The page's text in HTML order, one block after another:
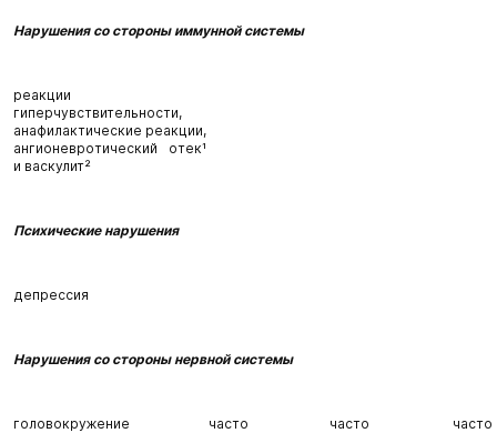
Нарушения со стороны иммунной системы
реакции
гиперчувствительности,
анафилактические реакции,
ангионевротический отек¹
и васкулит²
Психические нарушения
депрессия
Нарушения со стороны нервной системы
головокружение часто часто часто